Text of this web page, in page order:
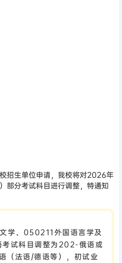
招生单位申请，我校将对2026年
部分考试科目进行调整，特通知
、050211外国语言学及
考试科目调整为202-俄语或
（法语/德语等），初试业